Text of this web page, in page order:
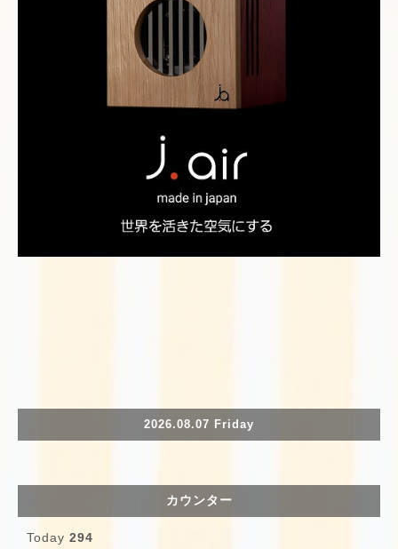
2026.08.07 Friday
カウンター
Today 294